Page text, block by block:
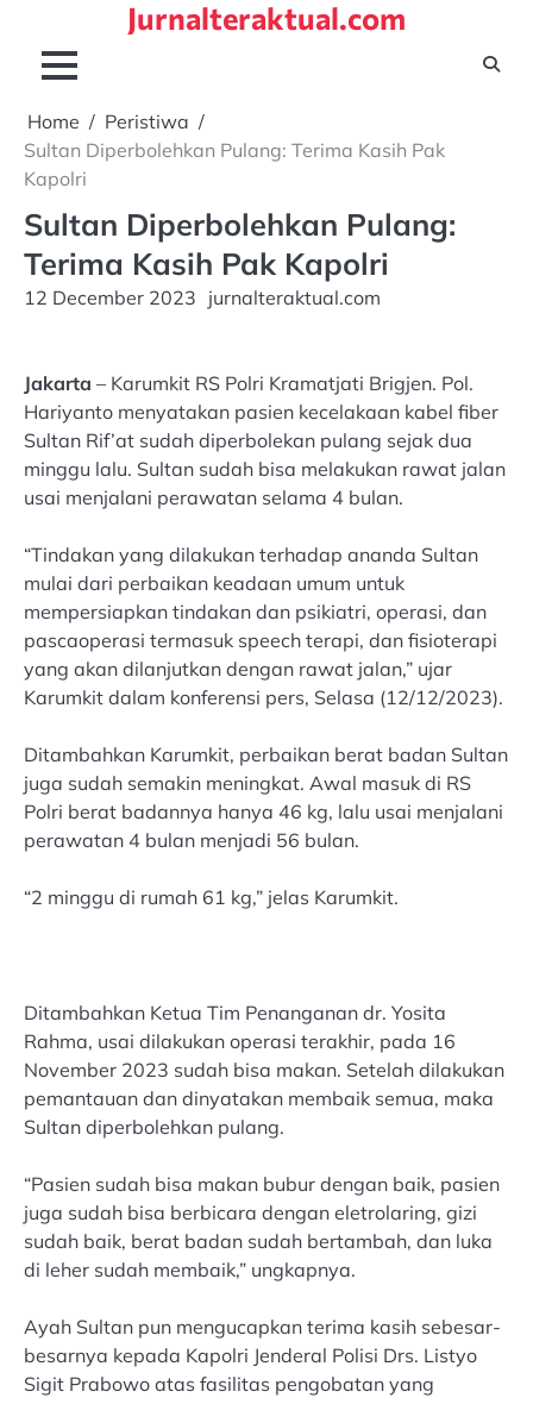
content
Jurnalteraktual.com
Home
Peristiwa
Sultan Diperbolehkan Pulang: Terima Kasih Pak
Kapolri
Sultan Diperbolehkan Pulang:
Terima Kasih Pak Kapolri
12 December 2023 jurnalteraktual.com
Jakarta – Karumkit RS Polri Kramatjati Brigjen. Pol.
Hariyanto menyatakan pasien kecelakaan kabel fiber
Sultan Rif’at sudah diperbolekan pulang sejak dua
minggu lalu. Sultan sudah bisa melakukan rawat jalan
usai menjalani perawatan selama 4 bulan.
“Tindakan yang dilakukan terhadap ananda Sultan
mulai dari perbaikan keadaan umum untuk
mempersiapkan tindakan dan psikiatri, operasi, dan
pascaoperasi termasuk speech terapi, dan fisioterapi
yang akan dilanjutkan dengan rawat jalan,” ujar
Karumkit dalam konferensi pers, Selasa (12/12/2023).
Ditambahkan Karumkit, perbaikan berat badan Sultan
juga sudah semakin meningkat. Awal masuk di RS
Polri berat badannya hanya 46 kg, lalu usai menjalani
perawatan 4 bulan menjadi 56 bulan.
“2 minggu di rumah 61 kg,” jelas Karumkit.
Ditambahkan Ketua Tim Penanganan dr. Yosita
Rahma, usai dilakukan operasi terakhir, pada 16
November 2023 sudah bisa makan. Setelah dilakukan
pemantauan dan dinyatakan membaik semua, maka
Sultan diperbolehkan pulang.
“Pasien sudah bisa makan bubur dengan baik, pasien
juga sudah bisa berbicara dengan eletrolaring, gizi
sudah baik, berat badan sudah bertambah, dan luka
di leher sudah membaik,” ungkapnya.
Ayah Sultan pun mengucapkan terima kasih sebesar-
besarnya kepada Kapolri Jenderal Polisi Drs. Listyo
Sigit Prabowo atas fasilitas pengobatan yang